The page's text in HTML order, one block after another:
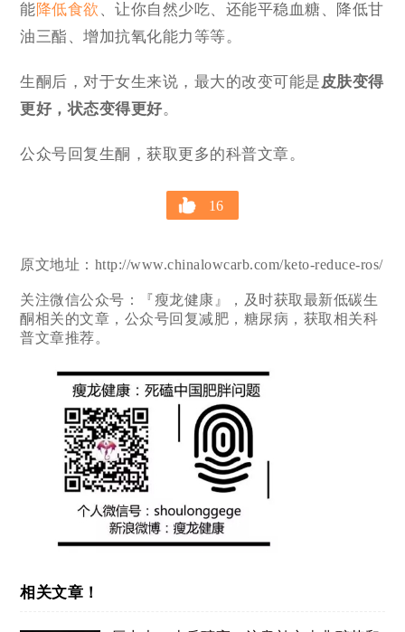
能降低食欲 、让你自然少吃、还能平稳血糖、降低甘
油三酯、增加抗氧化能力等等。
生酮后，对于女生来说，最大的改变可能是皮肤变得
更好，状态变得更好。
公众号回复生酮，获取更多的科普文章。
16
原文地址：http://www.chinalowcarb.com/keto-reduce-ros/
关注微信公众号：『瘦龙健康』，及时获取最新低碳生
酮相关的文章，公众号回复减肥，糖尿病，获取相关科
普文章推荐。
相关文章！